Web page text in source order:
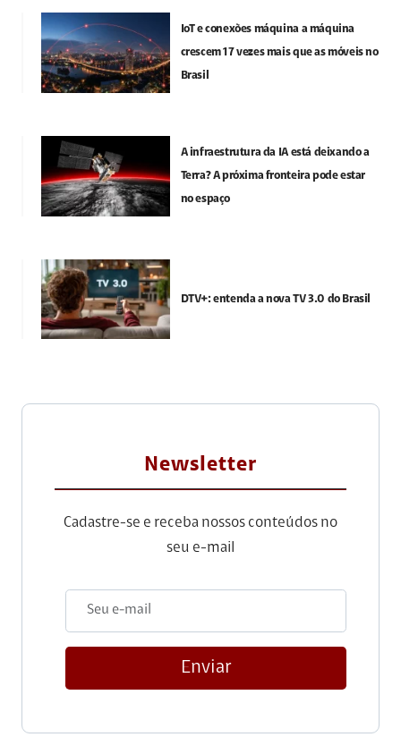
IoT e conexões máquina a máquina
crescem 17 vezes mais que as móveis no
Brasil
A infraestrutura da IA está deixando a
Terra? A próxima fronteira pode estar
no espaço
DTV+: entenda a nova TV 3.0 do Brasil
Newsletter
Cadastre-se e receba nossos conteúdos no
seu e-mail
Enviar